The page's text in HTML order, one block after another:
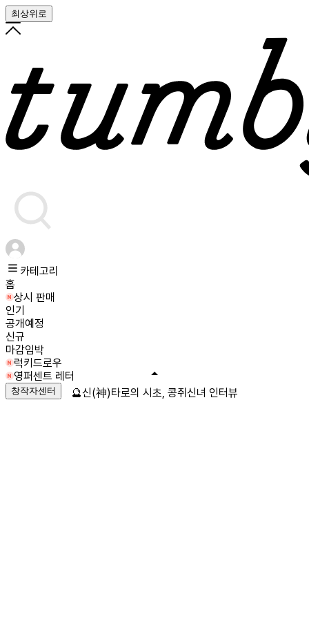
최상위로
카테고리
홈
상시 판매
인기
공개예정
신규
마감임박
럭키드로우
영퍼센트 레터
창작자센터 🔮신(神)타로의 시초, 콩쥐신녀 인터뷰